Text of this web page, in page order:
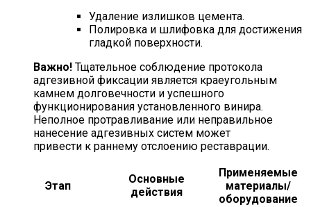
Удаление излишков цемента.
Полировка и шлифовка для достижения
гладкой поверхности.
Важно! Тщательное соблюдение протокола
адгезивной фиксации является краеугольным
камнем долговечности и успешного
функционирования установленного винира.
Неполное протравливание или неправильное
нанесение адгезивных систем может
привести к раннему отслоению реставрации.
Этап
Основные
действия
Применяемые
материалы/
оборудование